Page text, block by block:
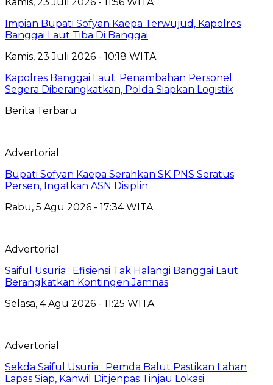
Impian Bupati Sofyan Kaepa Terwujud, Kapolres
Banggai Laut Tiba Di Banggai
Kamis, 23 Juli 2026 - 10:18 WITA
Kapolres Banggai Laut: Penambahan Personel
Segera Diberangkatkan, Polda Siapkan Logistik
Berita Terbaru
Advertorial
Bupati Sofyan Kaepa Serahkan SK PNS Seratus
Persen, Ingatkan ASN Disiplin
Rabu, 5 Agu 2026 - 17:34 WITA
Advertorial
Saiful Usuria : Efisiensi Tak Halangi Banggai Laut
Berangkatkan Kontingen Jamnas
Selasa, 4 Agu 2026 - 11:25 WITA
Advertorial
Sekda Saiful Usuria : Pemda Balut Pastikan Lahan
Lapas Siap, Kanwil Ditjenpas Tinjau Lokasi